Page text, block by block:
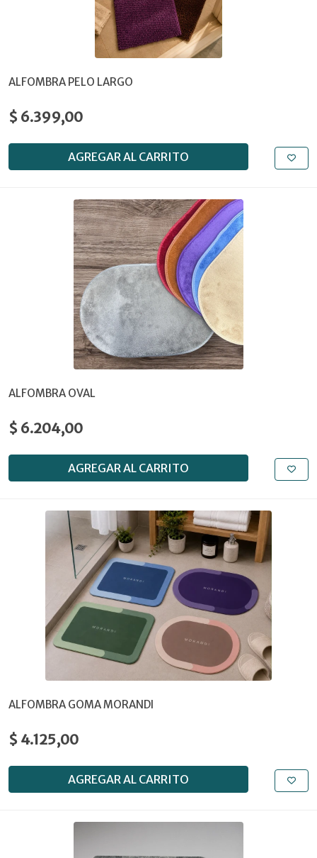
ALFOMBRA PELO LARGO
$ 6.399,00
AGREGAR AL CARRITO
ALFOMBRA OVAL
$ 6.204,00
AGREGAR AL CARRITO
ALFOMBRA GOMA MORANDI
$ 4.125,00
AGREGAR AL CARRITO